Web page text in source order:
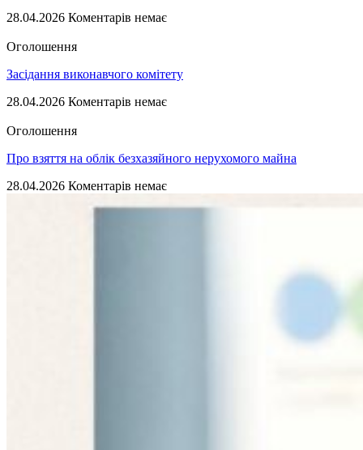
28.04.2026 Коментарів немає
Оголошення
Засідання виконавчого комітету
28.04.2026 Коментарів немає
Оголошення
Про взяття на облік безхазяйного нерухомого майна
28.04.2026 Коментарів немає